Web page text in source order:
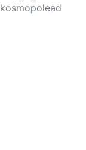
kosmopolead